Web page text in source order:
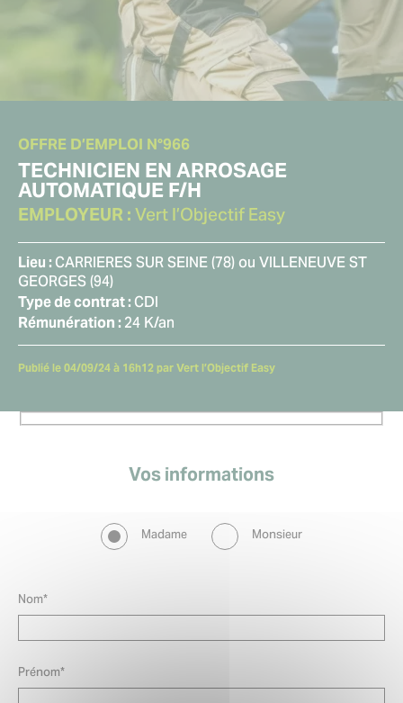
OFFRE D’EMPLOI N°966
-TECHNICIEN EN ARROSAGE
AUTOMATIQUE F/H
EMPLOYEUR : Vert l’Objectif Easy
Lieu : CARRIERES SUR SEINE (78) ou VILLENEUVE ST
GEORGES (94)
Type de contrat : CDI
Rémunération : 24 K/an
Publié le 04/09/24 à 16h12 par Vert l’Objectif Easy
Vos informations
Madame Monsieur
Nom*
Prénom*